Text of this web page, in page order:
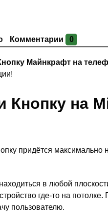
Комментарии 0
Майнкрафт на
Кнопку на
придётся
в любой
где-то на
пользователю.